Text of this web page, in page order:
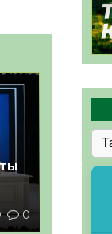
0